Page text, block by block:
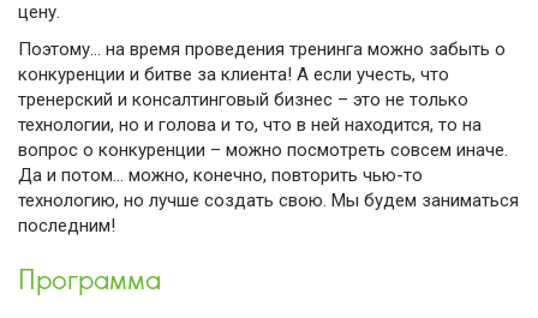
цену.
Поэтому… на время проведения тренинга можно забыть о
конкуренции и битве за клиента! А если учесть, что
тренерский и консалтинговый бизнес – это не только
технологии, но и голова и то, что в ней находится, то на
вопрос о конкуренции – можно посмотреть совсем иначе.
Да и потом… можно, конечно, повторить чью-то
технологию, но лучше создать свою. Мы будем заниматься
последним!
Программа